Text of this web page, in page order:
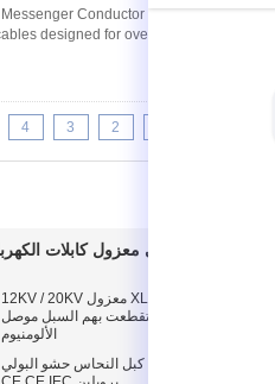
Conductor Description 3
designed for overhead distribution
2
3
4
شلبي معزول كابلات
ثلاثة الأساسية XLPE معزول 12KV / 20KV
كابل الطاقة الذين تقطعت بهم السبل موصل
الألومنيوم
4Core XLPE كبل النحاس حشو البولي